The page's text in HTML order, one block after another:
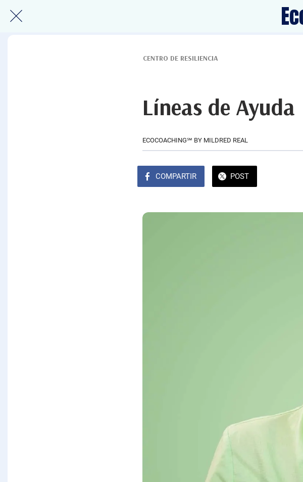
CENTRO DE RESILIENCIA
Líneas de Ayuda
ECOCOACHING℠ BY MILDRED REAL
COMPARTIR POST